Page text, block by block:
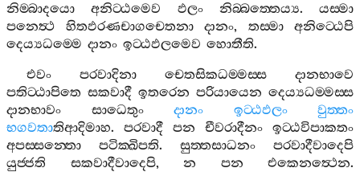
නිම‍්බාදයො
අනිට‍්ඨමෙව ඵලං නිබ‍්බත‍්තෙය්‍ය. යස‍්මා
පනෙත්‍ථ
හිතඵරණචාගචෙතනා දානං, තස‍්මා
අනිට‍්ඨෙපි
දෙය්‍යධම‍්මෙ දානං ඉට‍්ඨඵලමෙව හොතීති.
එවං
පරවාදිනා චෙතසිකධම‍්මස‍්ස
දානභාවෙ
පතිට‍්ඨාපිතෙ සකවාදී ඉතරෙන පරියායෙන දෙය්‍යධම‍්මස‍්ස
දානභාවං
සාධෙතුං දානං ඉට‍්ඨඵලං
වුත‍්තං
භගවතාතිආදිමාහ. පරවාදී පන චීවරාදීනං
ඉට‍්ඨවිපාකතං
අපස‍්සන‍්තො
පටික‍්ඛිපති. සුත‍්තසාධනං
පරවාදීවාදෙපි
යුජ‍්ජති
සකවාදීවාදෙපි, න පන එකෙනත්‍ථෙන.